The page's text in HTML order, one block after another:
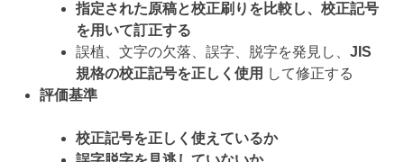
指定された原稿と校正刷りを比較し、校正記号
を用いて訂正する
誤植、文字の欠落、誤字、脱字を発見し、 JIS
規格の校正記号を正しく使用 して修正する
評価基準
校正記号を正しく使えているか